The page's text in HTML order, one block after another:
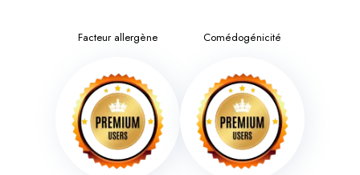
Facteur allergène Comédogénicité